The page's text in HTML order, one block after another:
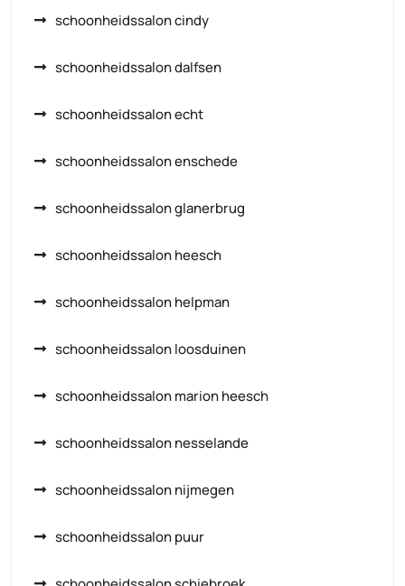
schoonheidssalon cindy
schoonheidssalon dalfsen
schoonheidssalon echt
schoonheidssalon enschede
schoonheidssalon glanerbrug
schoonheidssalon heesch
schoonheidssalon helpman
schoonheidssalon loosduinen
schoonheidssalon marion heesch
schoonheidssalon nesselande
schoonheidssalon nijmegen
schoonheidssalon puur